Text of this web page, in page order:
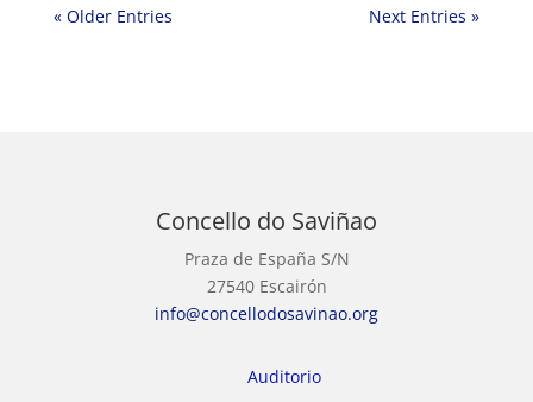
« Older Entries Next Entries »
Concello do Saviñao
Praza de España S/N
27540 Escairón
info@concellodosavinao.org
Auditorio